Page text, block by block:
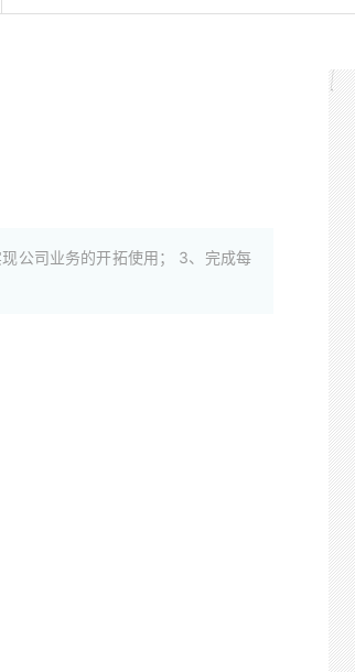
公司业务的开拓使用； 3、完成每